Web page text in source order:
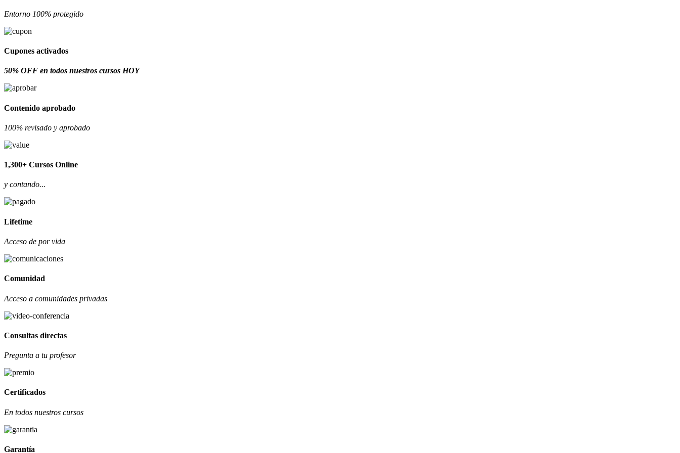
Entorno 100% protegido
Cupones activados
50% OFF en todos nuestros cursos HOY
Contenido aprobado
100% revisado y aprobado
1,300+ Cursos Online
y contando...
Lifetime
Acceso de por vida
Comunidad
Acceso a comunidades privadas
Consultas directas
Pregunta a tu profesor
Certificados
En todos nuestros cursos
Garantía